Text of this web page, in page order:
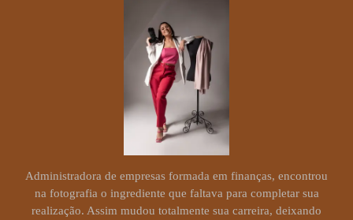
Administradora de empresas formada em finanças, encontrou
na fotografia o ingrediente que faltava para completar sua
realização. Assim mudou totalmente sua carreira, deixando